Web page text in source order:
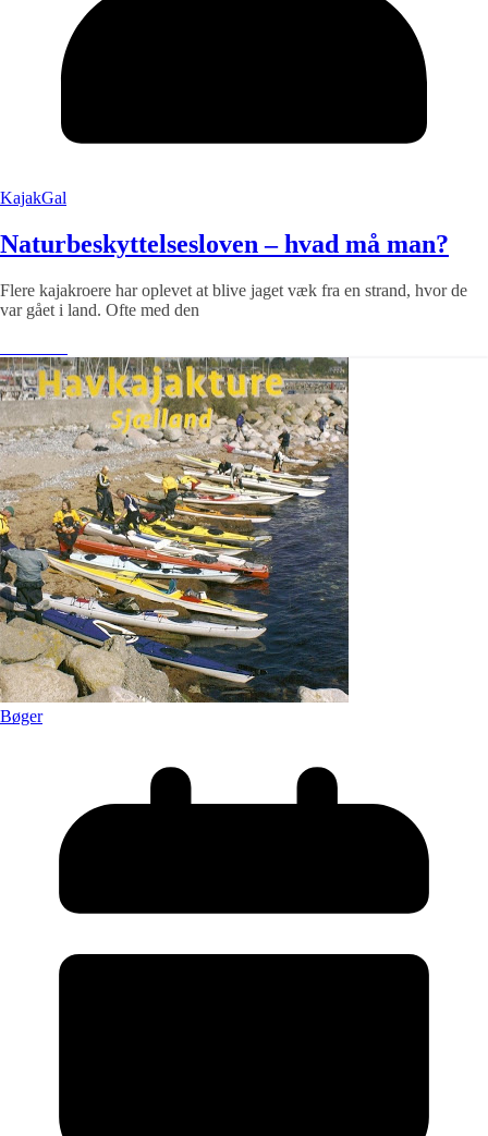
KajakGal
Naturbeskyttelsesloven – hvad må man?
Flere kajakroere har oplevet at blive jaget væk fra en strand, hvor de
var gået i land. Ofte med den
Bøger